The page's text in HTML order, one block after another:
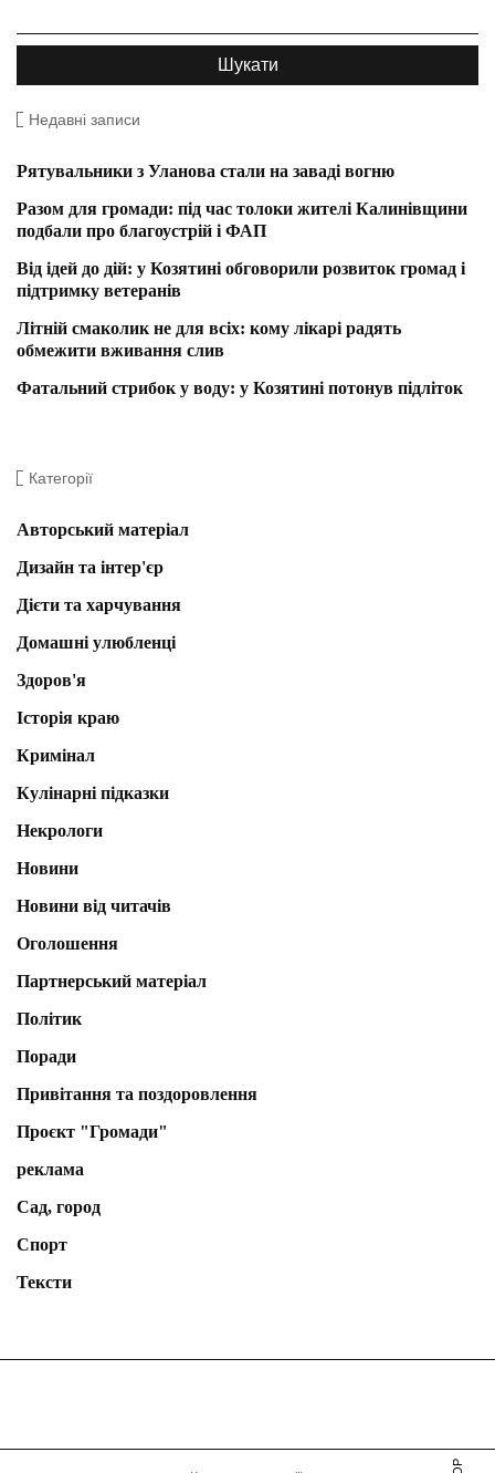
Недавні записи
Рятувальники з Уланова стали на заваді вогню
Разом для громади: під час толоки жителі Калинівщини
подбали про благоустрій і ФАП
Від ідей до дій: у Козятині обговорили розвиток громад і
підтримку ветеранів
Літній смаколик не для всіх: кому лікарі радять
обмежити вживання слив
Фатальний стрибок у воду: у Козятині потонув підліток
Категорії
Авторський матеріал
Дизайн та інтер'єр
Дієти та харчування
Домашні улюбленці
Здоров'я
Історія краю
Кримінал
Кулінарні підказки
Некрологи
Новини
Новини від читачів
Оголошення
Партнерський матеріал
Політик
Поради
Привітання та поздоровлення
Проєкт "Громади"
реклама
Сад, город
Спорт
Тексти